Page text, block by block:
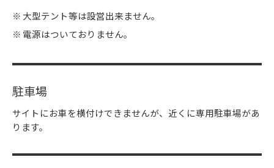
大型テント等は設営出来ません。
電源はついておりません。
駐車場
サイトにお車を横付けできませんが、近くに専用駐車場があ
ります。